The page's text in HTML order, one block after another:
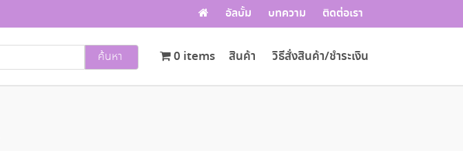
อัลบั้ม บทความ ติดต่อเรา
ค้นหา สินค้า วิธีสั่งสินค้า/ชำระเงิน
0 items